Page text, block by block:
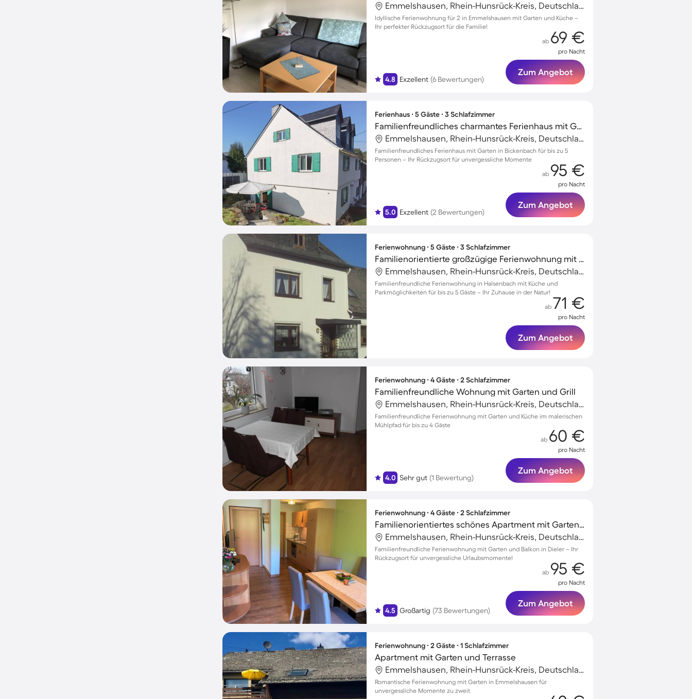
Emmelshausen, Rhein-Hunsrück-Kreis, Deutschland
Idyllische Ferienwohnung für 2 in Emmelshausen mit Garten und Küche –
Ihr perfekter Rückzugsort für die Familie!
4.8 Exzellent (6 Bewertungen)
ab 69 €
pro Nacht
Zum Angebot
Ferienhaus ∙ 5 Gäste ∙ 3 Schlafzimmer
Familienfreundliches charmantes Ferienhaus mit Garten und Terrasse
Emmelshausen, Rhein-Hunsrück-Kreis, Deutschland
Familienfreundliches Ferienhaus mit Garten in Bickenbach für bis zu 5
Personen – Ihr Rückzugsort für unvergessliche Momente
5.0 Exzellent (2 Bewertungen)
ab 95 €
pro Nacht
Zum Angebot
Ferienwohnung ∙ 5 Gäste ∙ 3 Schlafzimmer
Familienorientierte großzügige Ferienwohnung mit Grill
Emmelshausen, Rhein-Hunsrück-Kreis, Deutschland
Familienfreundliche Ferienwohnung in Halsenbach mit Küche und
Parkmöglichkeiten für bis zu 5 Gäste – Ihr Zuhause in der Natur!
ab 71 €
pro Nacht
Zum Angebot
Ferienwohnung ∙ 4 Gäste ∙ 2 Schlafzimmer
Familienfreundliche Wohnung mit Garten und Grill
Emmelshausen, Rhein-Hunsrück-Kreis, Deutschland
Familienfreundliche Ferienwohnung mit Garten und Küche im malerischen
Mühlpfad für bis zu 4 Gäste
4.0 Sehr gut (1 Bewertung)
ab 60 €
pro Nacht
Zum Angebot
Ferienwohnung ∙ 4 Gäste ∙ 2 Schlafzimmer
Familienorientiertes schönes Apartment mit Garten und Terrasse | Haustierfreundlich
Emmelshausen, Rhein-Hunsrück-Kreis, Deutschland
Familienfreundliche Ferienwohnung mit Garten und Balkon in Dieler – Ihr
Rückzugsort für unvergessliche Urlaubsmomente!
4.5 Großartig (73 Bewertungen)
ab 95 €
pro Nacht
Zum Angebot
Ferienwohnung ∙ 2 Gäste ∙ 1 Schlafzimmer
Apartment mit Garten und Terrasse
Emmelshausen, Rhein-Hunsrück-Kreis, Deutschland
Romantische Ferienwohnung mit Garten in Emmelshausen für
unvergessliche Momente zu zweit